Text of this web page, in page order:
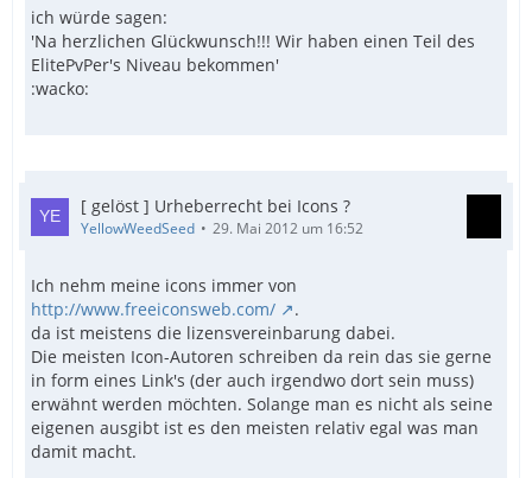
ich würde sagen:
'Na herzlichen Glückwunsch!!! Wir haben einen Teil des
ElitePvPer's Niveau bekommen'
:wacko:
[ gelöst ] Urheberrecht bei Icons ?
YellowWeedSeed 29. Mai 2012 um 16:52
Ich nehm meine icons immer von
http://www.freeiconsweb.com/
.
da ist meistens die lizensvereinbarung dabei.
Die meisten Icon-Autoren schreiben da rein das sie gerne
in form eines Link's (der auch irgendwo dort sein muss)
erwähnt werden möchten. Solange man es nicht als seine
eigenen ausgibt ist es den meisten relativ egal was man
damit macht.